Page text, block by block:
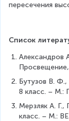
=
\
\
O
=
O
\
пересечения
Список
Александров
Бутузов В.
8 класс. – М.:
Мерзляк А. Г.,
класс. – М.: